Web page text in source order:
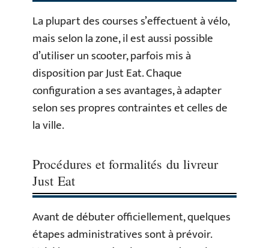
La plupart des courses s’effectuent à vélo,
mais selon la zone, il est aussi possible
d’utiliser un scooter, parfois mis à
disposition par Just Eat. Chaque
configuration a ses avantages, à adapter
selon ses propres contraintes et celles de
la ville.
Procédures et formalités du livreur
Just Eat
Avant de débuter officiellement, quelques
étapes administratives sont à prévoir.